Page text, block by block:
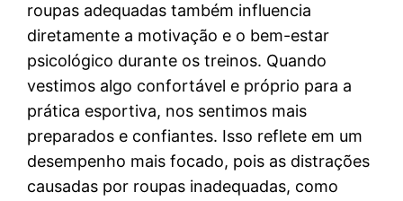
roupas adequadas também influencia
diretamente a motivação e o bem-estar
psicológico durante os treinos. Quando
vestimos algo confortável e próprio para a
prática esportiva, nos sentimos mais
preparados e confiantes. Isso reflete em um
desempenho mais focado, pois as distrações
causadas por roupas inadequadas, como